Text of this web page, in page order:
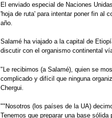
El enviado especial de Naciones
'hoja de ruta' para intentar poner fin al
año.
Salamé ha viajado a la capital de
discutir con el organismo continental
"Le recibimos (a Salamé), quien se
complicado y difícil que ninguna
Chergui.
""Nosotros (los países de la UA)
Tenemos que preparar una base